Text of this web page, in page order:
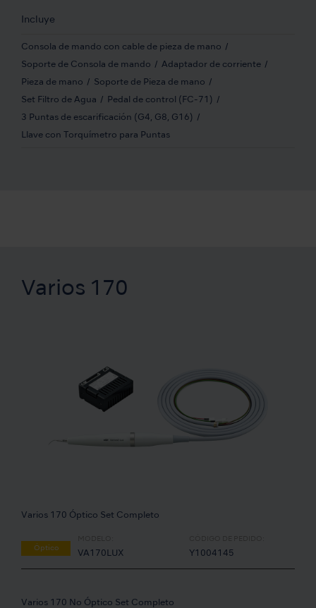
Incluye
Consola de mando con cable de pieza de mano
Soporte de Consola de mando Adaptador de corriente
Pieza de mano Soporte de Pieza de mano
Set Filtro de Agua Pedal de control (FC-71)
3 Puntas de escarificación (G4, G8, G16)
Llave con Torquímetro para Puntas
Varios 170
Varios 170 Óptico Set Completo
Óptico
VA170LUX Y1004145
Varios 170 No Óptico Set Completo